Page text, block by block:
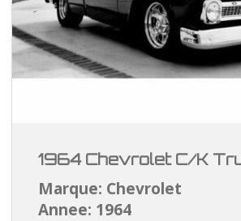
1964 Chevrolet C/K
Marque: Chevrolet
Annee: 1964